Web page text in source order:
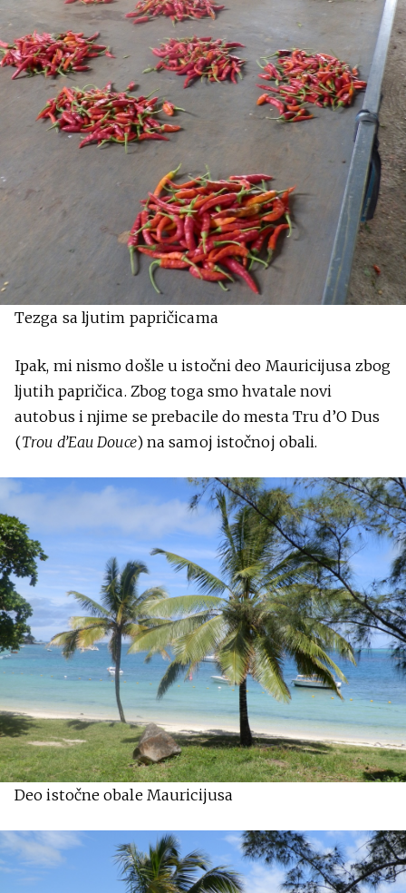
Tezga sa ljutim papričicama
Ipak, mi nismo došle u istočni deo Mauricijusa zbog
ljutih papričica. Zbog toga smo hvatale novi
autobus i njime se prebacile do mesta Tru d’O Dus
(Trou d’Eau Douce) na samoj istočnoj obali.
Deo istočne obale Mauricijusa